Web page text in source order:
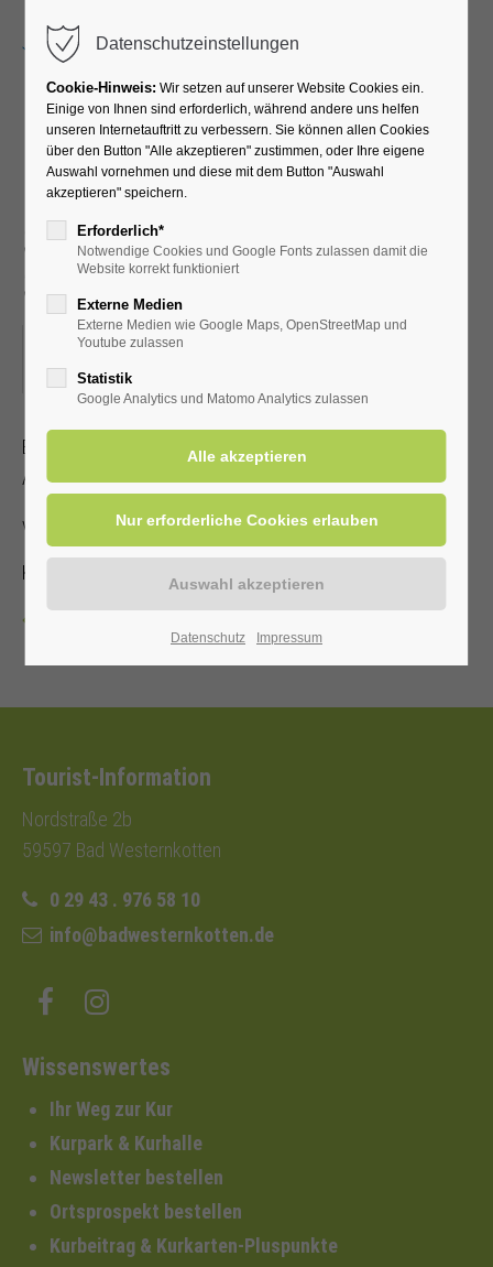
Fit ins Beste Alter -
Leichte Gymnastik für
Senioren im Sitzen und
Stehen
14.03.2023, 10:00
ORT: KURHALLE
Bleiben Sie beweglich und fit - auch im fortgeschrittenen
Alter
von und mit Annette Hoberg-Trockel
Kostenbeitrag mit Kur-/ Einwohnerkarte 2,00€ (ohne 3,00€)
Tourist-Information
Nordstraße 2b
59597 Bad Westernkotten
0 29 43 . 976 58 10
info@badwesternkotten.de
Wissenswertes
Ihr Weg zur Kur
Kurpark & Kurhalle
Newsletter bestellen
Ortsprospekt bestellen
Kurbeitrag & Kurkarten-Pluspunkte
Datenschutzeinstellungen
Cookie-Hinweis: Wir setzen auf unserer Website Cookies ein.
Einige von Ihnen sind erforderlich, während andere uns helfen
unseren Internetauftritt zu verbessern. Sie können allen Cookies
über den Button "Alle akzeptieren" zustimmen, oder Ihre eigene
Auswahl vornehmen und diese mit dem Button "Auswahl
akzeptieren" speichern.
Erforderlich*
Notwendige Cookies und Google Fonts zulassen damit die
Website korrekt funktioniert
Externe Medien
Externe Medien wie Google Maps, OpenStreetMap und
Youtube zulassen
Statistik
Google Analytics und Matomo Analytics zulassen
Datenschutz Impressum